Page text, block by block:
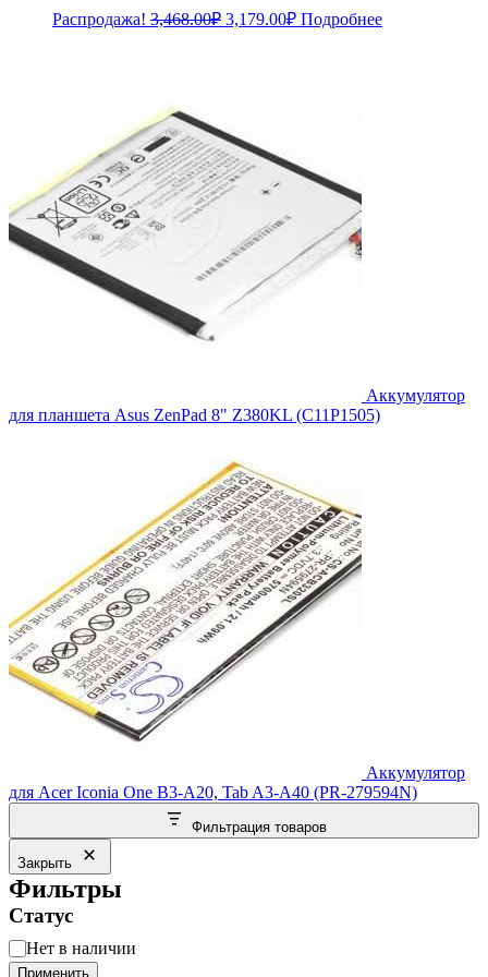
Распродажа! 3,468.00₽ Первоначальная
3,179.00₽Текущая
цена:
Подробнее
Аккумулятор
для планшета Asus ZenPad 8" Z380KL (C11P1505)
Аккумулятор
для Acer Iconia One B3-A20, Tab A3-A40 (PR-279594N)
Фильтрация товаров
Закрыть
Фильтры
Статус
Статус
Нет в наличии
Применить